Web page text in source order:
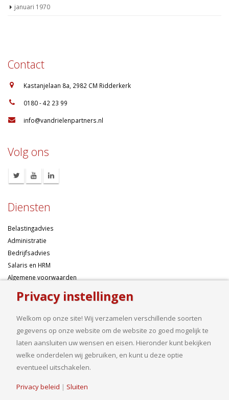
januari 1970
Contact
Kastanjelaan 8a, 2982 CM Ridderkerk
0180 - 42 23 99
info@vandrielenpartners.nl
Volg ons
Diensten
Belastingadvies
Administratie
Bedrijfsadvies
Salaris en HRM
Algemene voorwaarden
Ondernemen betekent risico’s nemen, maar dan liefst wel zo
samengesteld mogelijk. Of u nu een onderneming wilt starten met een
goed financieel plan, uw bedrijf wilt uitbreiden op basis van gedegen
cijfers, uw jaarcijfers samengesteld wilt hebben of een helder advies
Privacy instellingen
Welkom op onze site! Wij verzamelen verschillende soorten
gegevens op onze website om de website zo goed mogelijk te
laten aansluiten uw wensen en eisen. Hieronder kunt bekijken
welke onderdelen wij gebruiken, en kunt u deze optie
eventueel uitschakelen.
Privacy beleid | Sluiten